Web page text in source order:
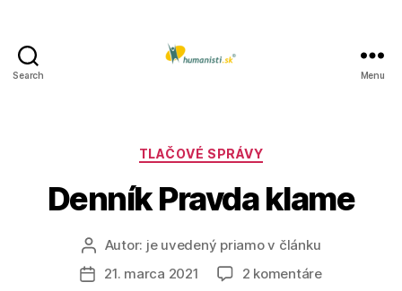
Search Menu
Kategórie
TLAČOVÉ SPRÁVY
Denník Pravda klame
Autor
článku
Autor: je uvedený priamo v článku
Dátum
21. marca 2021 2 komentárena